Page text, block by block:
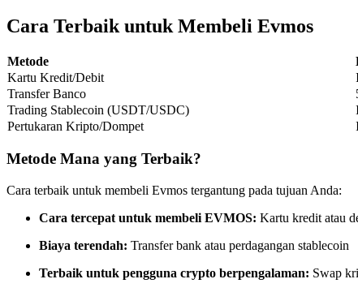
Kontrak berjangka menggunakan USDC sebagai jaminannya
Cara Terbaik untuk Membeli Evmos
Metode
Kartu Kredit/Debit
Transfer Banco
Trading Stablecoin (USDT/USDC)
Pertukaran Kripto/Dompet
Metode Mana yang Terbaik?
Cara terbaik untuk membeli Evmos tergantung pada tujuan Anda:
Cara tercepat untuk membeli EVMOS: Kartu kredit atau
Biaya terendah: Transfer bank atau perdagangan stablecoin
Terbaik untuk pengguna crypto berpengalaman: Swap